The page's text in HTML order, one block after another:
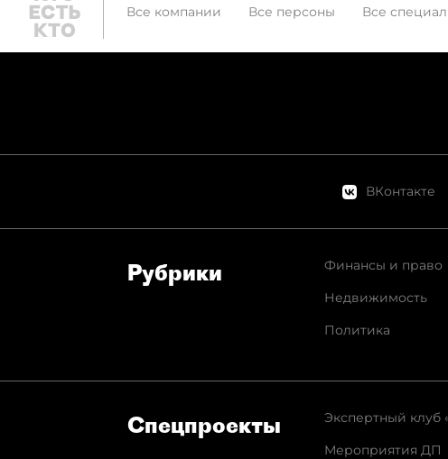
Все компании Все персоны Все
ВКонтакте
Рубрики
Финансы и право
Недвижимость
Политика
Спец­проекты
Экспертный клуб
Мероприятия ДП